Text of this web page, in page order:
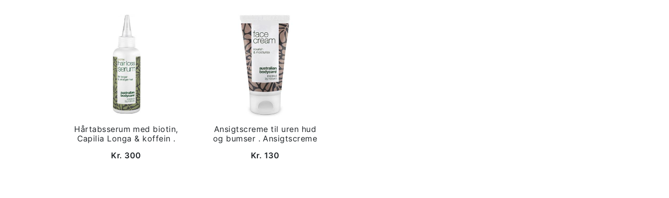
Hårtabsserum med biotin,
Capilia Longa & koffein .
Kr. 300
Ansigtscreme til uren hud
og bumser . Ansigtscreme
Kr. 130